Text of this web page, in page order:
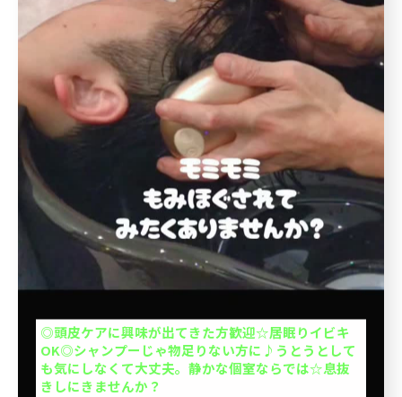
ボタニエンス 枝毛 北池袋
板橋本町 クレンジング
クレンジングシャンプー 皮膜
シリコン シリコーン ホームケア
インバストリートメント
サロントリートメント 乾燥
メンズ限定 メンテナンス 北大塚
50代 介護 出張ヘアカット
出張カット
当日予約OK
クーポン一覧はこちら
◎頭皮ケアに興味が出てきた方歓迎☆居眠りイビキ
OK◎シャンプーじゃ物足りない方に♪うとうとして
も気にしなくて大丈夫。静かな個室ならでは☆息抜
きしにきませんか？
大人1人＋お子さん1人orお子さま2人OK◎お子さん
の1人で座れるか挑戦を応援◎キッズカットデビュー
応援◎座れない子抱っこOK※整髪料、暴れる、泣く
場合お断り。計2名の予約ができます。
お問い合わせはこちら